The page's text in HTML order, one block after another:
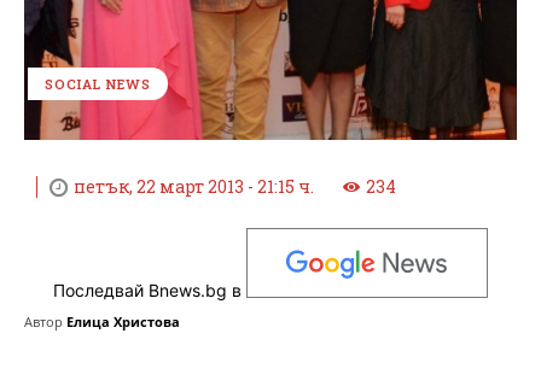
SOCIAL NEWS
петък, 22 март 2013 - 21:15 ч. 234
Последвай Bnews.bg в
Автор Елица Христова